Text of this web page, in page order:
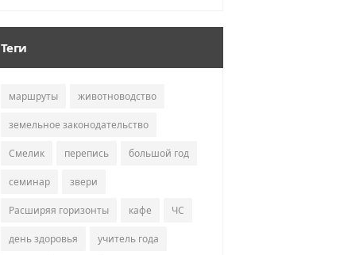
Теги
маршруты животноводство
земельное законодательство
Смелик перепись большой год
семинар звери
Расширяя горизонты кафе ЧС
день здоровья учитель года